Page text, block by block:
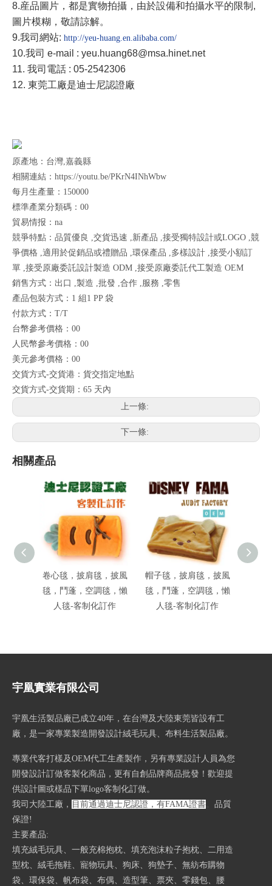
8.産品圖片，都是實物拍攝，由於設備和拍攝水平的限制 ,
圖片模糊，敬請諒解。
9.我司網站: http://yeu-huang.en.alibaba.com/
10.我司 e-mail : yeu.huang68@msa.hinet.net
11. 我司電話 : 05-2542306
12. 東莞工廠是迪士尼認證廠
原產地：台灣,嘉義縣
相關連結：https://youtu.be/PKrN4INhWbw
每月生產量：150000
標準產業分類碼：00
貿易情报：na
競爭特點：品質優良 ,交貨迅速 ,新產品 ,接受獨特設計或LOGO ,競
爭價格 ,適用於促銷品或禮贈品 ,環保產品 ,多樣設計 ,接受小額訂
單 ,接受原廠委託設計製造 ODM ,接受原廠委託代工製造 OEM
銷售方式：出口 ,製造 ,批發 ,合作 ,服務 ,零售
產品包裝方式：1 組1 PP 袋
付款方式：T/T
台幣參考價格：00
人民幣參考價格：00
美元參考價格：00
交貨方式-交貨港：貨交指定地點
交貨方式-交貨期：65 天內
上一條:
下一條:
相關產品
卷心毯，披肩毯，披風
毯，鬥蓬，空調毯，懶
人毯-客制化訂作
帽子毯，披肩毯，披風
毯，鬥蓬，空調毯，懶
人毯-客制化訂作
宇凰實業有限公司
宇凰生活製品廠已成立40年，在台灣及大陸東莞皆設有工
廠，是一家專業製造開發設計絨毛玩具、布料生活製品廠。
專業代客打樣及OEM代工生產製作，另有專業設計人員為您
開發設計訂做客製化商品，更有自創品牌商品批發！歡迎提
供設計圖或樣品下單logo客制化訂做。
我司大陸工廠， 目前通過迪士尼認證，有FAMA證書
品質
保證!
主要產品:
填充絨毛玩具、一般充棉抱枕、填充泡沫粒子抱枕、二用造
型枕、絨毛拖鞋、寵物玩具、狗床、狗墊子、無紡布購物
袋、環保袋、帆布袋、布偶、造型筆、票夾、零錢包、腰